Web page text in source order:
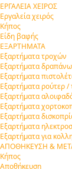
ΕΡΓΑΛΕΙΑ ΧΕΙΡΟΣ
Εργαλεία χειρός
Κήπος
Είδη βαφής
ΕΞΑΡΤΗΜΑΤΑ
Εξαρτήματα τροχών
Εξαρτήματα
Εξαρτήματα
Εξαρτήματα ρούτερ /
Εξαρτήματα
Εξαρτήματα
Εξαρτήματα
Εξαρτήματα
Εξαρτήματα για
ΑΠΟΘΗΚΕΥΣΗ &
Κήπος
Αποθήκευση